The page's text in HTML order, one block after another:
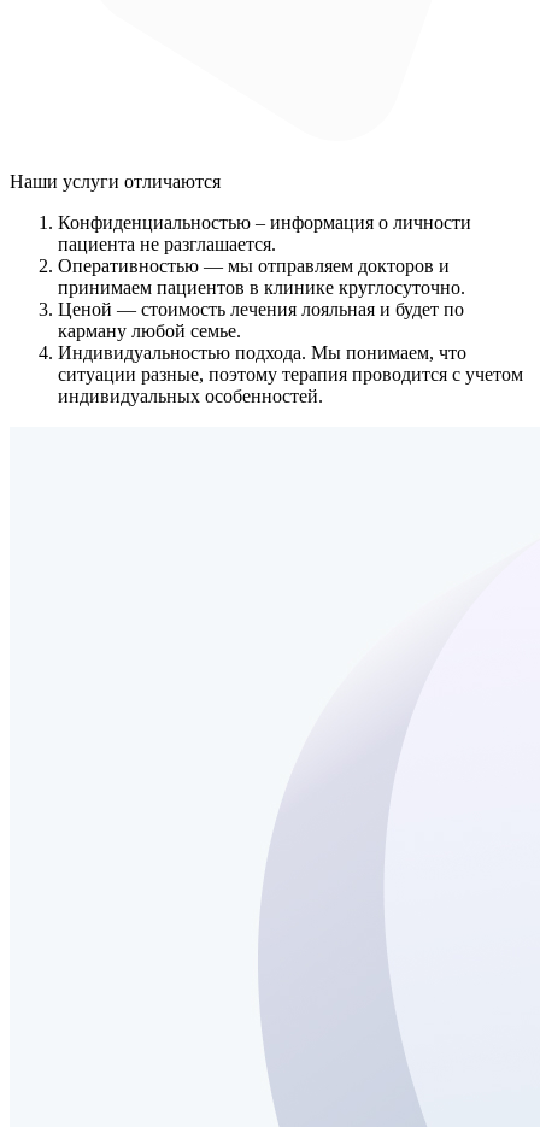
Наши услуги отличаются
Конфиденциальностью – информация о личности
пациента не разглашается.
Оперативностью — мы отправляем докторов и
принимаем пациентов в клинике круглосуточно.
Ценой — стоимость лечения лояльная и будет по
карману любой семье.
Индивидуальностью подхода. Мы понимаем, что
ситуации разные, поэтому терапия проводится с учетом
индивидуальных особенностей.